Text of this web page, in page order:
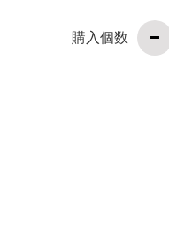
購入個数